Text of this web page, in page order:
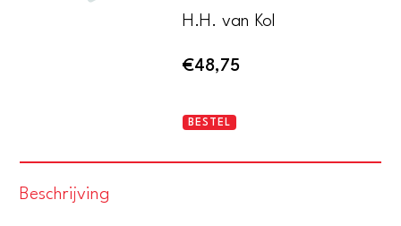
H.H. van Kol
€48,75
De
BESTEL
Beschrijving